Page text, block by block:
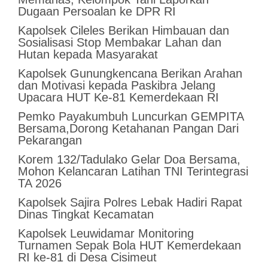
Dugaan Persoalan ke DPR RI
Kapolsek Cileles Berikan Himbauan dan
Sosialisasi Stop Membakar Lahan dan
Hutan kepada Masyarakat
‎Kapolsek Gunungkencana Berikan Arahan
dan Motivasi kepada Paskibra Jelang
Upacara HUT Ke-81 Kemerdekaan RI
Pemko Payakumbuh Luncurkan GEMPITA
Bersama,Dorong Ketahanan Pangan Dari
Pekarangan
Korem 132/Tadulako Gelar Doa Bersama,
Mohon Kelancaran Latihan TNI Terintegrasi
TA 2026
Kapolsek Sajira Polres Lebak Hadiri Rapat
Dinas Tingkat Kecamatan
Kapolsek Leuwidamar Monitoring
Turnamen Sepak Bola HUT Kemerdekaan
RI ke-81 di Desa Cisimeut